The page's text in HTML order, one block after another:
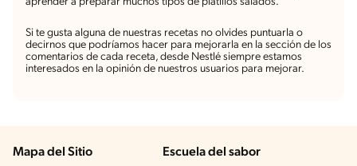
Si te gusta alguna de nuestras recetas no olvides puntuarla o
decirnos que podríamos hacer para mejorarla en la sección de los
comentarios de cada receta, desde Nestlé siempre estamos
interesados en la opinión de nuestros usuarios para mejorar.
Mapa del Sitio Escuela del sabor